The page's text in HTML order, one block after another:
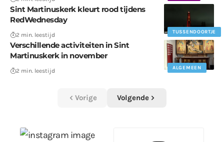
TUSSENDOORTJE
Sint Martinuskerk kleurt rood tijdens
RedWednesday
2 min. leestijd
ALGEMEEN
Verschillende activiteiten in Sint
Martinuskerk in november
2 min. leestijd
Vorige Volgende